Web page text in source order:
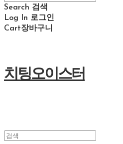
Search 검색
Log In 로그인
Cart장바구니
치팅오이스터